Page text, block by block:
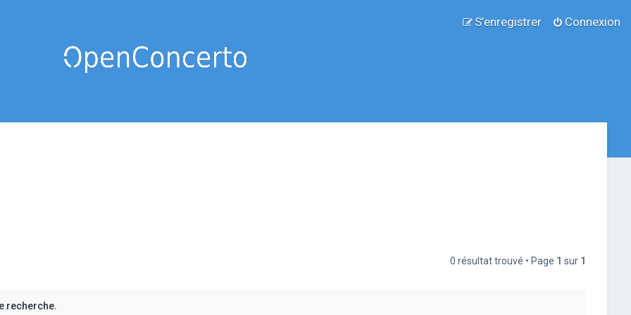
Connexion
S’enregistrer
0 résultat trouvé • Page 1 sur 1
recherche.